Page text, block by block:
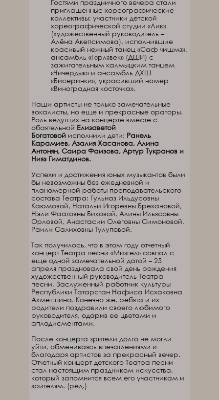
Гостями праздничного вечера стали
приглашенные хореографические
коллективы: участники детской
хореографической студии «Лик»
(художественный руководитель –
Алёна Акепсимова), исполнившие
красивый нежный танец «Саф чишмә»,
ансамбль «Гөрләвек» (ДШИ) с
зажигательным калмыцким танцем
«Чичердык» и ансамбль ДХШ
«Бисеринки», украсивший номер
«Виноградная косточка».
Наши артисты не только замечательные
вокалисты, но еще и прекрасные ораторы.
Роль ведущих на концерте вместе с
обаятельной Елизаветой
Богатовойисполнили дети: Ранель
Карамиев, Азалия Хасанова, Алина
Антонян, Саира Фаизова, Артур Тукранов и
Нияз Гиматдинов.
Успехи и достижения юных музыкантов были
бы невозможны без ежедневной и
планомерной работы преподавательского
состава Театра: Гульназ Ильдусовны
Каюмовой, Натальи Игоревны Брехановой,
Нэли Фаатовны Биковой, Алины Ильясовны
Орловой, Анастасии Олеговны Симоновой,
Раили Салиховны Тулуповой.
Так получилось, что в этом году отчетный
концерт Театра песни «Мизгел» совпал с
еще одной замечательной датой – 25
апреля праздновала свой день рождения
художественный руководитель Театра
песни, Заслуженный работник культуры
Республики Татарстан Нафиса Исхаковна
Ахметшина. Конечно же, ребята и их
родители поздравили своего любимого
руководителя, одарив ее цветами и
аплодисментами.
После концерта зрители долго не могли
уйти, обмениваясь впечатлениями и
благодаря артистов за прекрасный вечер.
Отчетный концерт детского Театра песни
стал настоящим праздником искусства,
который запомнится всем его участникам и
зрителям. (ред.)